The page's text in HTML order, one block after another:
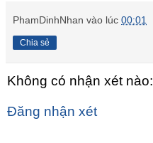
PhamDinhNhan vào lúc 00:01
Chia sẻ
Không có nhận xét nào:
Đăng nhận xét